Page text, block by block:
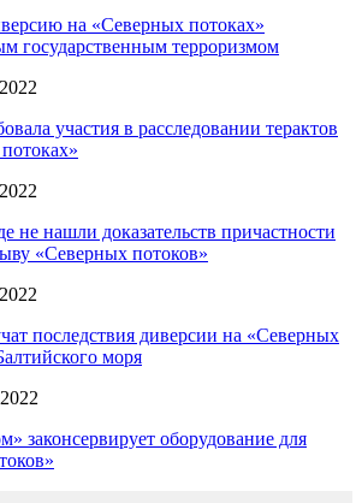
на «Северных потоках»
государственным терроризмом
участия в расследовании терактов
не нашли доказательств причастности
«Северных потоков»
последствия диверсии на «Северных
моря
законсервирует оборудование для